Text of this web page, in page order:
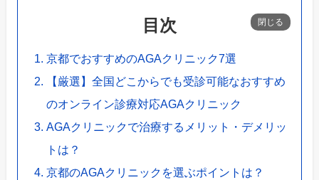
目次
京都でおすすめのAGAクリニック7選
【厳選】全国どこからでも受診可能なおすすめ
のオンライン診療対応AGAクリニック
AGAクリニックで治療するメリット・デメリッ
トは？
京都のAGAクリニックを選ぶポイントは？